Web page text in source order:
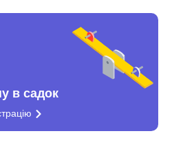
в садок